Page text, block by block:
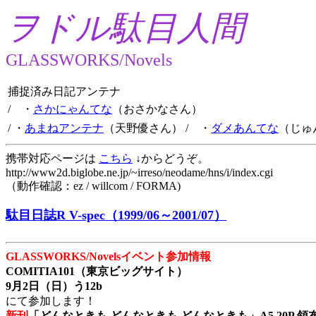
ヲドル駄目人間
GLASSWORKS/Novels
捕捉済み日記アンテナ
/ ・ さかにゃんてな （おさかなさん）
/ ・ あまねアンテナ （天野優さん） / ・ ダメあんてな （じ
携帯対応ページは こちら ↓からどうぞ。
http://www2d.biglobe.ne.jp/~irreso/neodame/hns/i/index.cgi
（動作確認：ez / willcom / FORMA)
駄目日誌R V-spec（1999/06～2001/07）
GLASSWORKS/Novelsイベント参加情報
COMITIA101（東京ビッグサイト）
9月2日（日）う12b
にて参加します！